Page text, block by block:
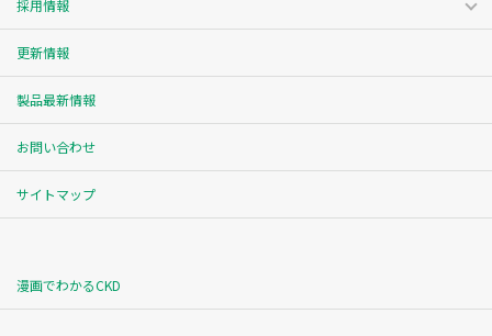
採用情報
更新情報
製品最新情報
お問い合わせ
サイトマップ
漫画でわかるCKD